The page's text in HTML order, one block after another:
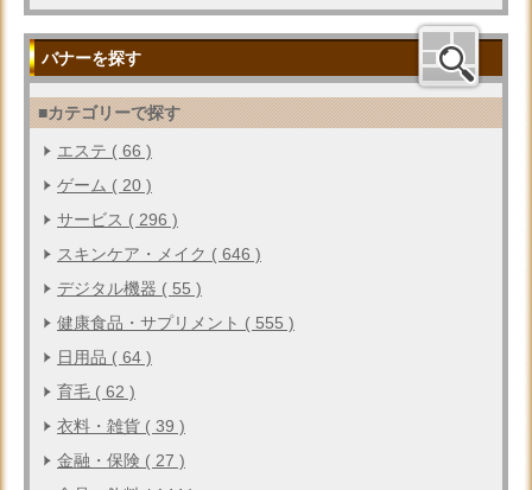
バナーを探す
■カテゴリーで探す
エステ ( 66 )
ゲーム ( 20 )
サービス ( 296 )
スキンケア・メイク ( 646 )
デジタル機器 ( 55 )
健康食品・サプリメント ( 555 )
日用品 ( 64 )
育毛 ( 62 )
衣料・雑貨 ( 39 )
金融・保険 ( 27 )